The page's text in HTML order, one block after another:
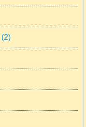
(2)